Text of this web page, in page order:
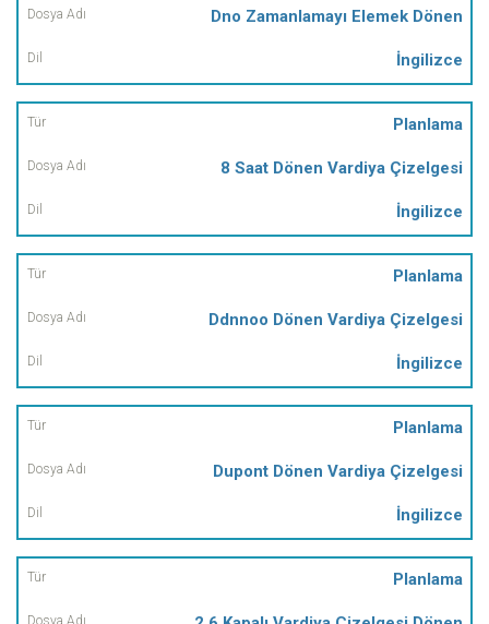
Dno Zamanlamayı Elemek Dönen
İngilizce
Planlama
8 Saat Dönen Vardiya Çizelgesi
İngilizce
Planlama
Ddnnoo Dönen Vardiya Çizelgesi
İngilizce
Planlama
Dupont Dönen Vardiya Çizelgesi
İngilizce
Planlama